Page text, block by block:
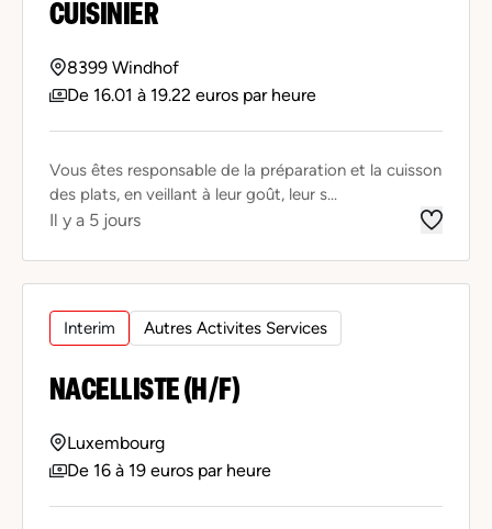
CUISINIER
8399 Windhof
De 16.01 à 19.22 euros par heure
Vous êtes responsable de la préparation et la cuisson
des plats, en veillant à leur goût, leur s...
Il y a 5 jours
Interim Autres Activites Services
NACELLISTE (H/F)
Luxembourg
De 16 à 19 euros par heure